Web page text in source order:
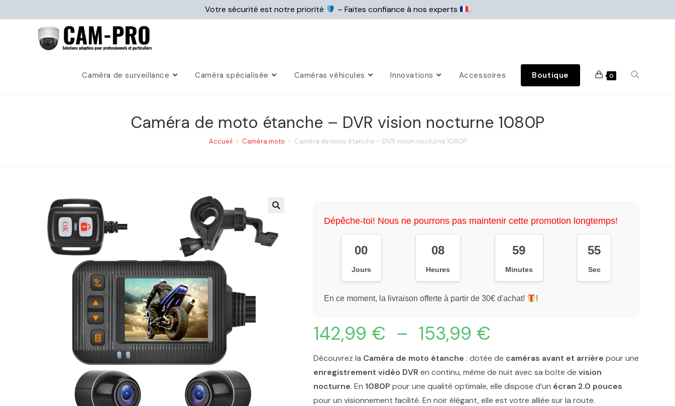
Votre sécurité est notre priorité – Faites confiance à nos experts .
Caméra de surveillance Caméra spécialisée Caméras véhicules Innovations Accessoires Boutique 0
Caméra de moto étanche – DVR vision nocturne 1080P
Accueil > Caméra moto > Caméra de moto étanche – DVR vision nocturne 1080P
Dépêche-toi! Nous ne pourrons pas maintenir cette promotion longtemps!
00
Jours
08
Heures
59
Minutes
54
Sec
En ce moment, la livraison offerte à partir de 30€ d'achat! !
142,99 € – 153,99 €
Découvrez la Caméra de moto étanche : dotée de caméras avant et arrière pour une
enregistrement vidéo DVR en continu, même de nuit avec sa boîte de vision
nocturne. En 1080P pour une qualité optimale, elle dispose d’un écran 2.0 pouces
pour un visionnement facilité. En noir élégant, elle est votre alliée sur la route.